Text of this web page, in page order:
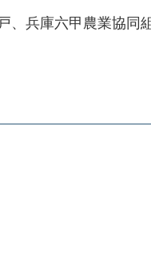
、兵庫六甲農業協同